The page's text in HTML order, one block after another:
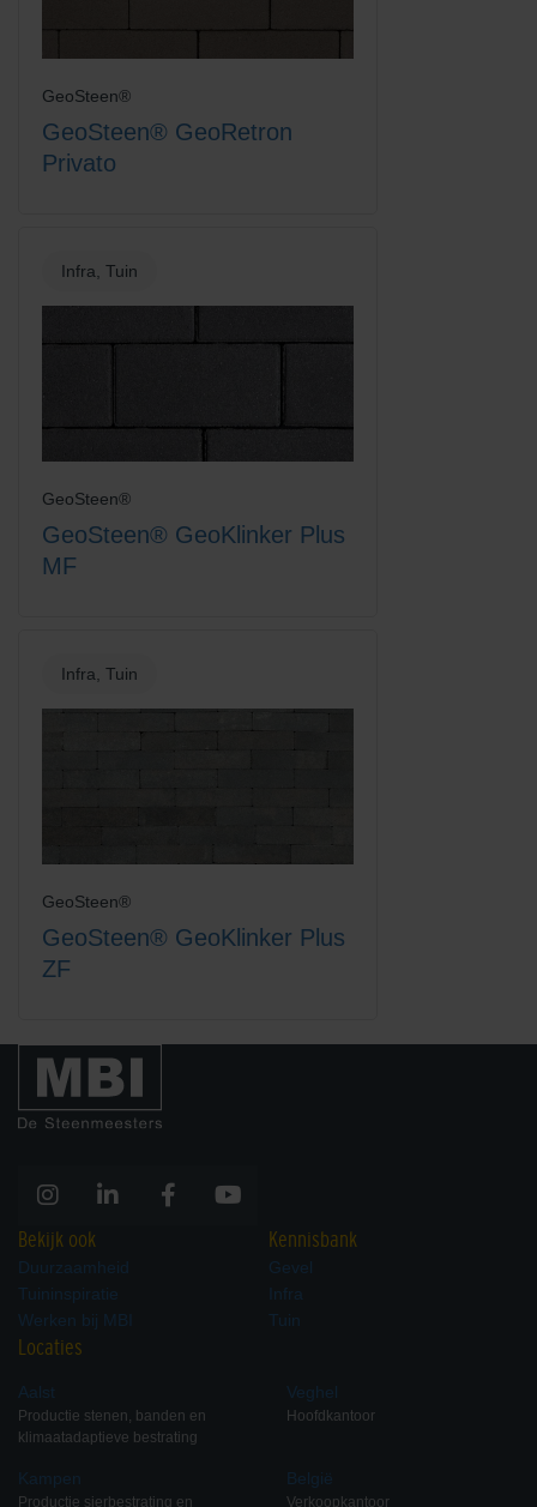
Rood/Zwart genuanceerd
GeoSteen®
GeoSteen® GeoRetron
Privato
Infra, Tuin
GeoSteen®
GeoSteen® GeoKlinker Plus
MF
Infra, Tuin
GeoSteen®
GeoSteen® GeoKlinker Plus
ZF
Bekijk ook
Duurzaamheid
Tuininspiratie
Werken bij MBI
Kennisbank
Gevel
Infra
Tuin
Locaties
Aalst
Productie stenen, banden en
klimaatadaptieve bestrating
Kampen
Productie sierbestrating en
Veghel
Hoofdkantoor
België
Verkoopkantoor